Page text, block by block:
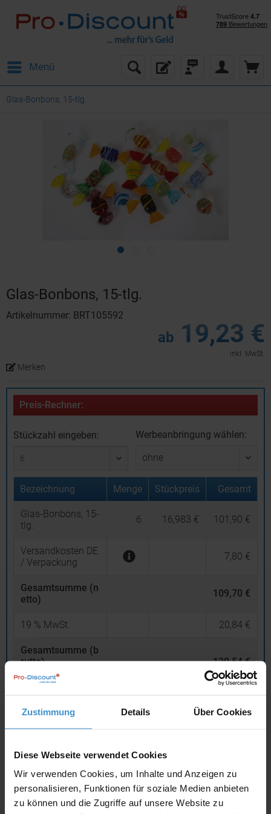
Zustimmung Details Über Cookies
Diese Webseite verwendet Cookies
Wir verwenden Cookies, um Inhalte und Anzeigen zu
personalisieren, Funktionen für soziale Medien anbieten
zu können und die Zugriffe auf unsere Website zu
Menü
Glas-Bonbons, 15-tlg.
Glas-Bonbons, 15-tlg.
Artikelnummer: BRT105592
ab 19,23 €
inkl. MwSt.
Merken
Preis-Rechner:
Stückzahl eingeben: Werbeanbringung wählen:
Bezeichnung Menge Stückpreis Gesamt
Glas-Bonbons, 15-
tlg.
6 16,983 € 101,90 €
Versandkosten DE
/ Verpackung
7,80 €
Gesamtsumme (n
etto)
109,70 €
19 % MwSt. 20,84 €
Gesamtsumme (b
rutto)
inklusive 19 % MwSt.
130,54 €
In den
Angebot drucken
Individuelle Anfrage